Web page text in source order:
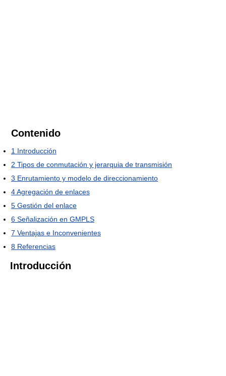
Contenido
1 Introducción
2 Tipos de conmutación y jerarquia de transmisión
3 Enrutamiento y modelo de direccionamiento
4Agregación de enlaces
5 Gestión del enlace
6 Señalización en GMPLS
7 Ventajas e Inconvenientes
8 Referencias
Introducción